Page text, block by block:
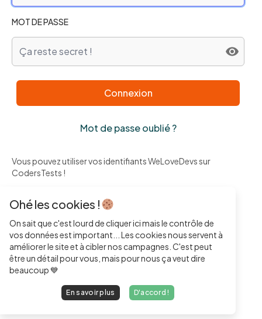
MOT DE PASSE
Mot de passe oublié ?
Connexion
Vous pouvez utiliser vos identifiants WeLoveDevs sur
CodersTests !
Ou en utilisant
Ohé les cookies !
On sait que c'est lourd de cliquer ici mais le contrôle de
vos données est important... Les cookies nous servent à
améliorer le site et à cibler nos campagnes. C'est peut
être un détail pour vous, mais pour nous ça veut dire
beaucoup 💙
En savoir plus D'accord !